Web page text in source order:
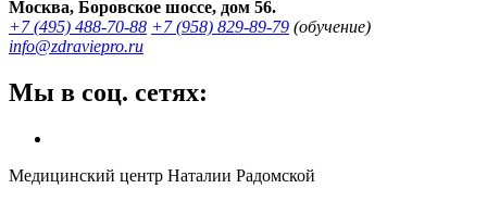
Москва, Боровское шоссе, дом 56.
+7 (495) 488-70-88 +7 (958) 829-89-79 (обучение)
info@zdraviepro.ru
Мы в соц. сетях:
Медицинский центр Наталии Радомской